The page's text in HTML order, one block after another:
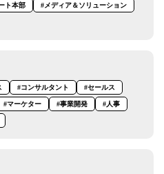
ト本部 #メディア＆ソリューション
#コンサルタント #セールス
#マーケター #事業開発 #人事